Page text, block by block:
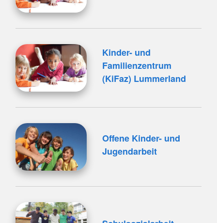
Kinder- und
Familienzentrum
(KiFaz) Lummerland
Offene Kinder- und
Jugendarbeit